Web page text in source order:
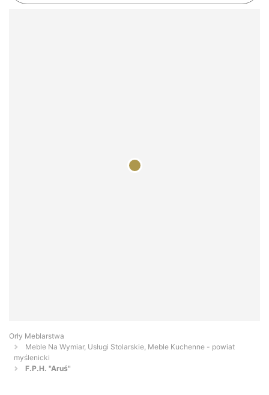
Orły Meblarstwa
Meble Na Wymiar, Usługi Stolarskie, Meble Kuchenne - powiat
myślenicki
F.P.H. "Aruś"